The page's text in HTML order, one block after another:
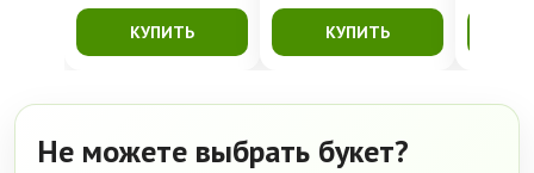
КУПИТЬ КУПИТЬ
Не можете выбрать букет?